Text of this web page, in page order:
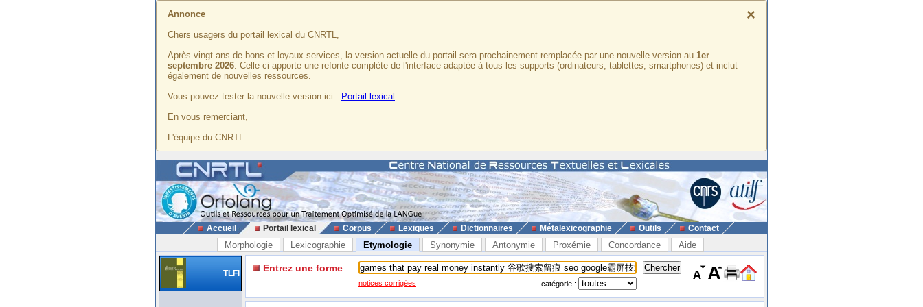
×
Annonce
Chers usagers du portail lexical du CNRTL,
Après vingt ans de bons et loyaux services, la version actuelle du portail sera prochainement remplacée par une nouvelle version au 1er
septembre 2026. Celle-ci apporte une refonte complète de l'interface adaptée à tous les supports (ordinateurs, tablettes, smartphones) et inclut
également de nouvelles ressources.
Vous pouvez tester la nouvelle version ici : Portail lexical
En vous remerciant,
L'équipe du CNRTL
Accueil Portail lexical Corpus Lexiques Dictionnaires Métalexicographie Outils Contact
Morphologie Lexicographie Etymologie Synonymie Antonymie Proxémie Concordance Aide
TLFi Entrez une forme
notices corrigées catégorie :